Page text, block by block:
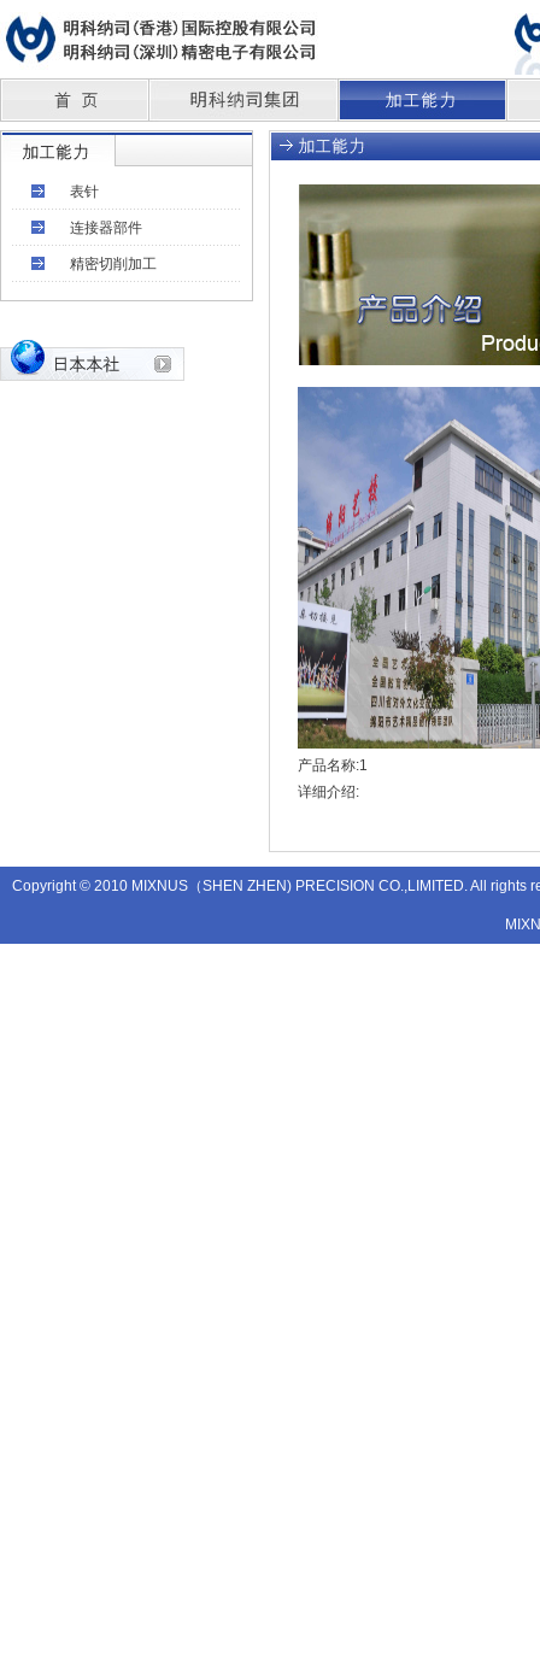
表针
连接器部件
精密切削加工
产品名称:1
详细介绍:
Copyright © 2010 MIXNUS（SHEN ZHEN) PRECISION CO.,LIMITED. All rights